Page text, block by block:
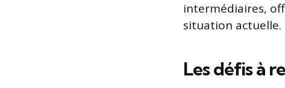
intermédiaires,
situation actuelle.
Les défis à